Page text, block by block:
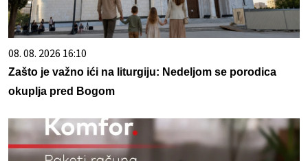
08. 08. 2026 16:10
Zašto je važno ići na liturgiju: Nedeljom se porodica
okuplja pred Bogom